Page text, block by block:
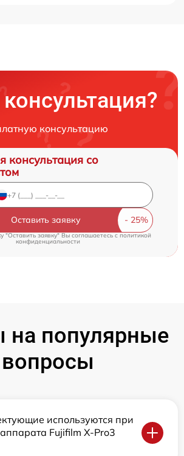
консультацию
консультация со
Оставить заявку
"Оставить заявку" Вы соглашаетесь c политикой
конфиденциальности
на популярные
вопросы
используются при
Fujifilm X-Pro3